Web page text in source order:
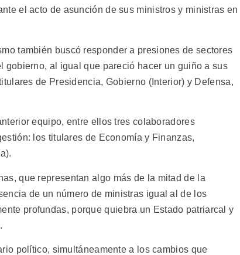
el acto de asunción de sus ministros y ministras en
también buscó responder a presiones de sectores
al igual que pareció hacer un guiño a sus
de Presidencia, Gobierno (Interior) y Defensa,
equipo, entre ellos tres colaboradores
los titulares de Economía y Finanzas,
que representan algo más de la mitad de la
de un número de ministras igual al de los
profundas, porque quiebra un Estado patriarcal y
político, simultáneamente a los cambios que